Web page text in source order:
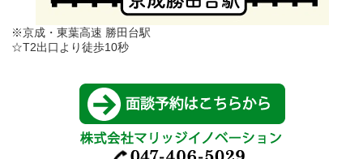
※京成・東葉高速 勝田台駅
☆T2出口より徒歩10秒